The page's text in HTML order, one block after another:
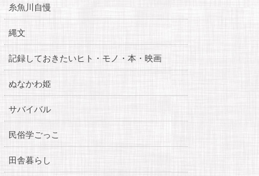
糸魚川自慢
縄文
記録しておきたいヒト・モノ・本・映画
ぬなかわ姫
サバイバル
民俗学ごっこ
田舎暮らし